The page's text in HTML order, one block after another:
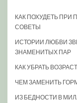
КАК ПОХУДЕТЬ
СОВЕТЫ
ИСТОРИИ ЛЮБВИ
ЗНАМЕНИТЫХ ПАР
КАК УБРАТЬ
ЧЕМ ЗАМЕНИТЬ
ИЗ БЕДНОСТИ В